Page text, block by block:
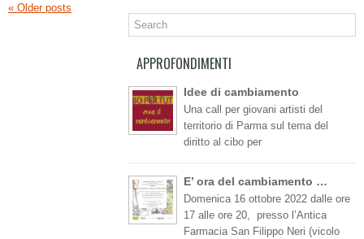
« Older posts
APPROFONDIMENTI
Idee di cambiamento
Una call per giovani artisti del
territorio di Parma sul tema del
diritto al cibo per
E’ ora del cambiamento …
Domenica 16 ottobre 2022 dalle ore
17 alle ore 20, presso l’Antica
Farmacia San Filippo Neri (vicolo